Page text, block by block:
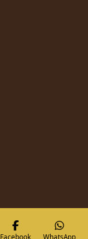
Facebook WhatsApp